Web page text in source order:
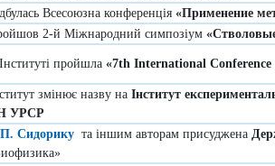
Всесоюзна конференція «Применение
2-й Міжнародний симпозіум
пройшла «7th International
змінює назву на Інститут
УРСР
Сидорику та іншим авторам присуджена